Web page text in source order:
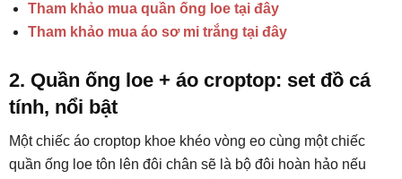
Tham khảo mua quần ống loe tại đây
Tham khảo mua áo sơ mi trắng tại đây
2. Quần ống loe + áo croptop: set đồ cá
tính, nổi bật
Một chiếc áo croptop khoe khéo vòng eo cùng một chiếc
quần ống loe tôn lên đôi chân sẽ là bộ đôi hoàn hảo nếu